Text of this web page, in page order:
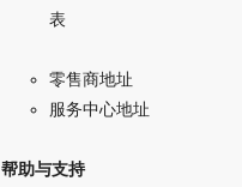
表
零售商地址
服务中心地址
帮助与支持